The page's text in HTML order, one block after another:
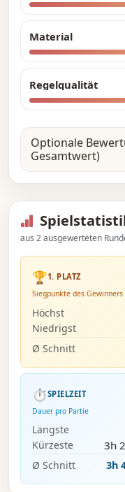
Material
Regelqualität
Optionale
Gesamtwert)
aus 2 ausgewerteten
🏆1. PLATZ
Siegpunkte des Gewinners
Höchst
Niedrigst
Ø Schnitt
⏱SPIELZEIT
Dauer pro Partie
Längste
Kürzeste 3h
Ø Schnitt 3h